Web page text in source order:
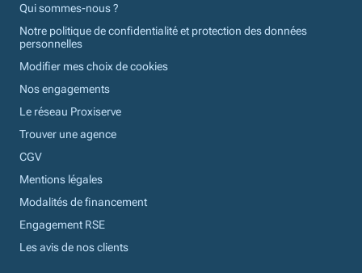
Qui sommes-nous ?
Notre politique de confidentialité et protection des données
personnelles
Modifier mes choix de cookies
Nos engagements
Le réseau Proxiserve
Trouver une agence
CGV
Mentions légales
Modalités de financement
Engagement RSE
Les avis de nos clients